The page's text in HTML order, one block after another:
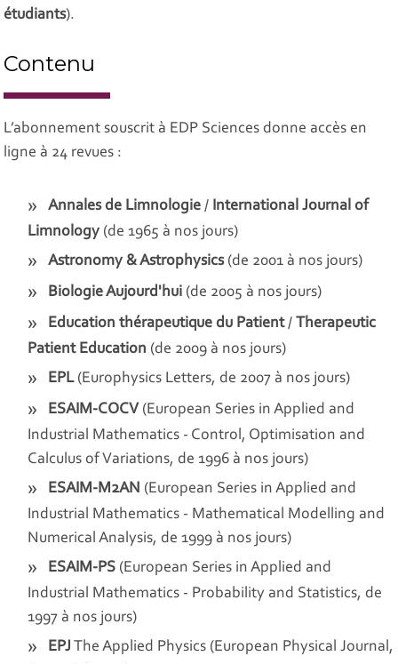
étudiants).
Contenu
L’abonnement souscrit à EDP Sciences donne accès en
ligne à 24 revues :
Annales de Limnologie / International Journal of
Limnology (de 1965 à nos jours)
Astronomy & Astrophysics(de 2001 à nos jours)
Biologie Aujourd'hui (de 2005 à nos jours)
Education thérapeutique du Patient/ Therapeutic
Patient Education (de 2009 à nos jours)
EPL(Europhysics Letters, de 2007 à nos jours)
ESAIM-COCV (European Series in Applied and
Industrial Mathematics - Control, Optimisation and
Calculus of Variations, de 1996 à nos jours)
ESAIM-M2AN (European Series in Applied and
Industrial Mathematics - Mathematical Modelling and
Numerical Analysis, de 1999 à nos jours)
ESAIM-PS (European Series in Applied and
Industrial Mathematics - Probability and Statistics, de
1997 à nos jours)
EPJ The Applied Physics (European Physical Journal,